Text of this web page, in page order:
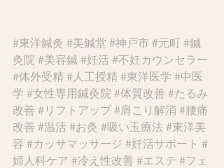
#東洋鍼灸 #美鍼堂 #神戸市 #元町 #鍼
灸院 #美容鍼 #妊活 #不妊カウンセラー
#体外受精 #人工授精 #東洋医学 #中医
学 #女性専用鍼灸院 #体質改善 #たるみ
改善 #リフトアップ #肩こり解消 #腰痛
改善 #温活 #お灸 #吸い玉療法 #東洋美
容 #カッサマッサージ #妊活サポート #
婦人科ケア #冷え性改善 #エステ #フェ